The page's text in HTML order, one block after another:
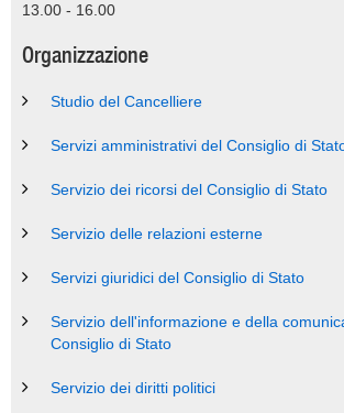
13.00 - 16.00
Organizzazione
Studio del Cancelliere
Servizi amministrativi del Consiglio di
Servizio dei ricorsi del Consiglio di Stato
Servizio delle relazioni esterne
Servizi giuridici del Consiglio di Stato
Servizio dell'informazione e della
Consiglio di Stato
Servizio dei diritti politici